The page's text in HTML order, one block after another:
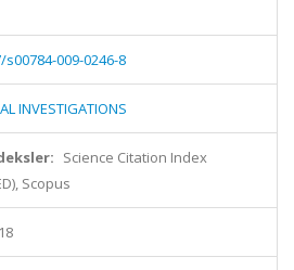
s00784-009-0246-8
INVESTIGATIONS
Science Citation Index
Scopus